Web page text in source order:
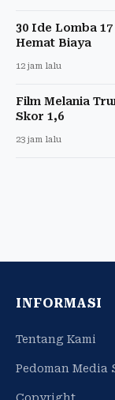
30 Ide Lomba
Hemat Biaya
12 jam lalu
Film Melania
Skor 1,6
23 jam lalu
INFORMASI
Tentang Kami
Pedoman Media